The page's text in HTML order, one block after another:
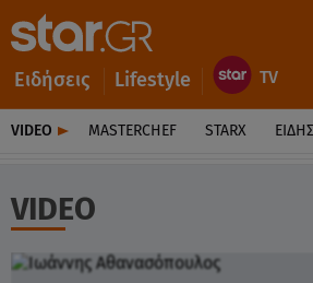
Ειδήσεις Lifestyle
VIDEO MASTERCHEF STARX
VIDEO